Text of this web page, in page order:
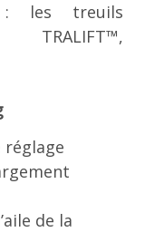
: les treuils
TRALIFT™,
de la